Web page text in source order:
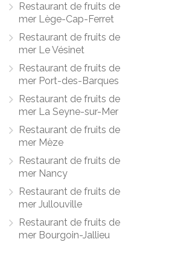
Restaurant de fruits de
mer Lège-Cap-Ferret
Restaurant de fruits de
mer Le Vésinet
Restaurant de fruits de
mer Port-des-Barques
Restaurant de fruits de
mer La Seyne-sur-Mer
Restaurant de fruits de
mer Mèze
Restaurant de fruits de
mer Nancy
Restaurant de fruits de
mer Jullouville
Restaurant de fruits de
mer Bourgoin-Jallieu